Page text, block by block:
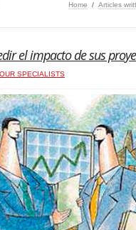
Home / Articles
el impacto de sus
SPECIALISTS